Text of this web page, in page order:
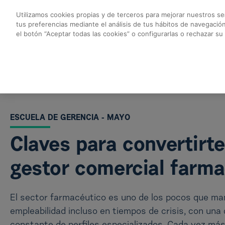
Claves para
ESCUELA DE GERENCIA - MAYO
Claves para
gestor comercial
El sector farmacéutico es uno de los pocos que
empleabilidad incluso en tiempos de crisis, con una
Utilizamos cookies propias y de terceros para mejorar nuestros
tus preferencias mediante el análisis de tus hábitos de
el botón “Aceptar todas las cookies” o configurarlas o rechazar su